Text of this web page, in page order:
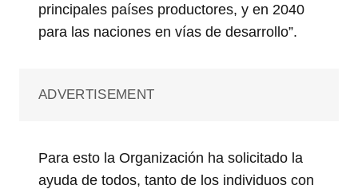
principales países productores, y en 2040
para las naciones en vías de desarrollo”.
ADVERTISEMENT
Para esto la Organización ha solicitado la
ayuda de todos, tanto de los individuos con